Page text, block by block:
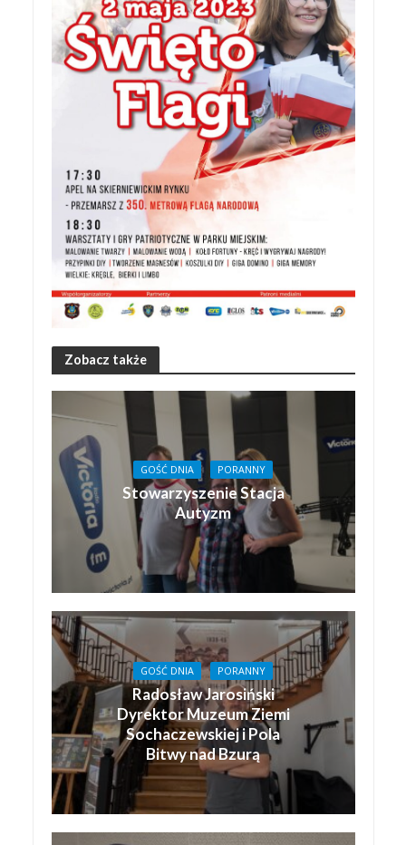
Zobacz także
GOŚĆ DNIA PORANNY
Stowarzyszenie Stacja
Autyzm
GOŚĆ DNIA PORANNY
Radosław Jarosiński
Dyrektor Muzeum Ziemi
Sochaczewskiej i Pola
Bitwy nad Bzurą